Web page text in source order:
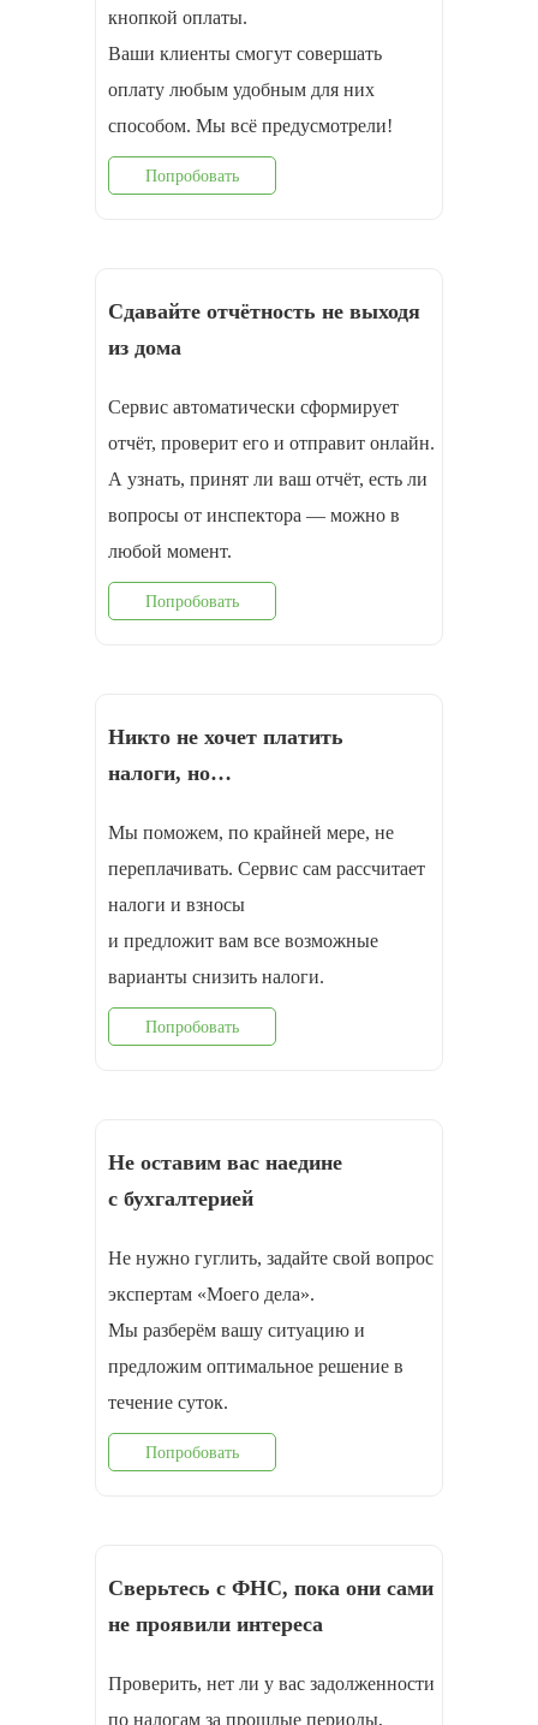
кнопкой оплаты.
Ваши клиенты смогут совершать
оплату любым удобным для них
способом. Мы всё предусмотрели!
Попробовать
Сдавайте отчётность не выходя
из дома
Сервис автоматически сформирует
отчёт, проверит его и отправит онлайн.
А узнать, принят ли ваш отчёт, есть ли
вопросы от инспектора — можно в
любой момент.
Попробовать
Никто не хочет платить
налоги, но…
Мы поможем, по крайней мере, не
переплачивать. Сервис сам рассчитает
налоги и взносы
и предложит вам все возможные
варианты снизить налоги.
Попробовать
Не оставим вас наедине
с бухгалтерией
Не нужно гуглить, задайте свой вопрос
экспертам «Моего дела».
Мы разберём вашу ситуацию и
предложим оптимальное решение в
течение суток.
Попробовать
Сверьтесь с ФНС, пока они сами
не проявили интереса
Проверить, нет ли у вас задолженности
по налогам за прошлые периоды,